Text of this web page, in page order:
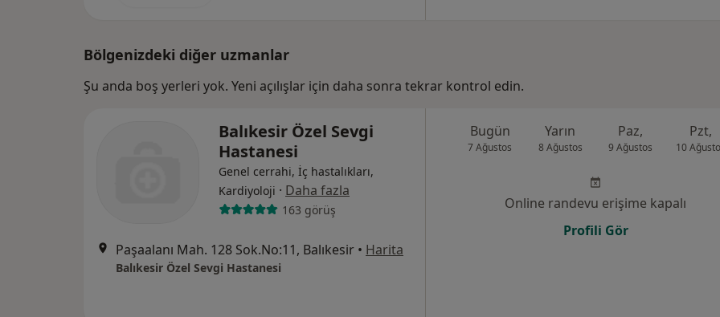
Bölgenizdeki diğer uzmanlar
Şu anda boş yerleri yok. Yeni açılışlar için daha sonra tekrar kontrol edin.
Balıkesir Özel Sevgi
Hastanesi
Genel cerrahi, İç hastalıkları,
Kardiyoloji · Daha fazla
163 görüş
Paşaalanı Mah. 128 Sok.No:11, Balıkesir • Harita
Balıkesir Özel Sevgi Hastanesi
Bugün
7 Ağustos
Yarın
8 Ağustos
Paz,
9 Ağustos
Pzt,
10
Online randevu erişime kapalı
Profili Gör